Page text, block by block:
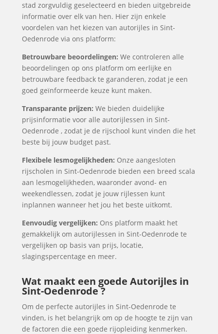
stad zorgvuldig geselecteerd en bieden uitgebreide
informatie over elk van hen. Hier zijn enkele
voordelen van het kiezen van autorijles in Sint-
Oedenrode via ons platform:
Betrouwbare beoordelingen: We controleren alle
beoordelingen op ons platform om eerlijke en
betrouwbare feedback te garanderen, zodat je een
goed geïnformeerde keuze kunt maken.
Transparante prijzen: We bieden duidelijke
prijsinformatie voor alle autorijlessen in Sint-
Oedenrode , zodat je de rijschool kunt vinden die het
beste bij jouw budget past.
Flexibele lesmogelijkheden: Onze aangesloten
rijscholen in Sint-Oedenrode bieden een breed scala
aan lesmogelijkheden, waaronder avond- en
weekendlessen, zodat je jouw rijlessen kunt
inplannen wanneer het jou het beste uitkomt.
Eenvoudig vergelijken: Ons platform maakt het
gemakkelijk om autorijlessen in Sint-Oedenrode te
vergelijken op basis van prijs, locatie,
slagingspercentage en meer.
Wat maakt een goede Autorijles in
Sint-Oedenrode ?
Om de perfecte autorijles in Sint-Oedenrode te
vinden, is het belangrijk om op de hoogte te zijn van
de factoren die een goede rijopleiding kenmerken.